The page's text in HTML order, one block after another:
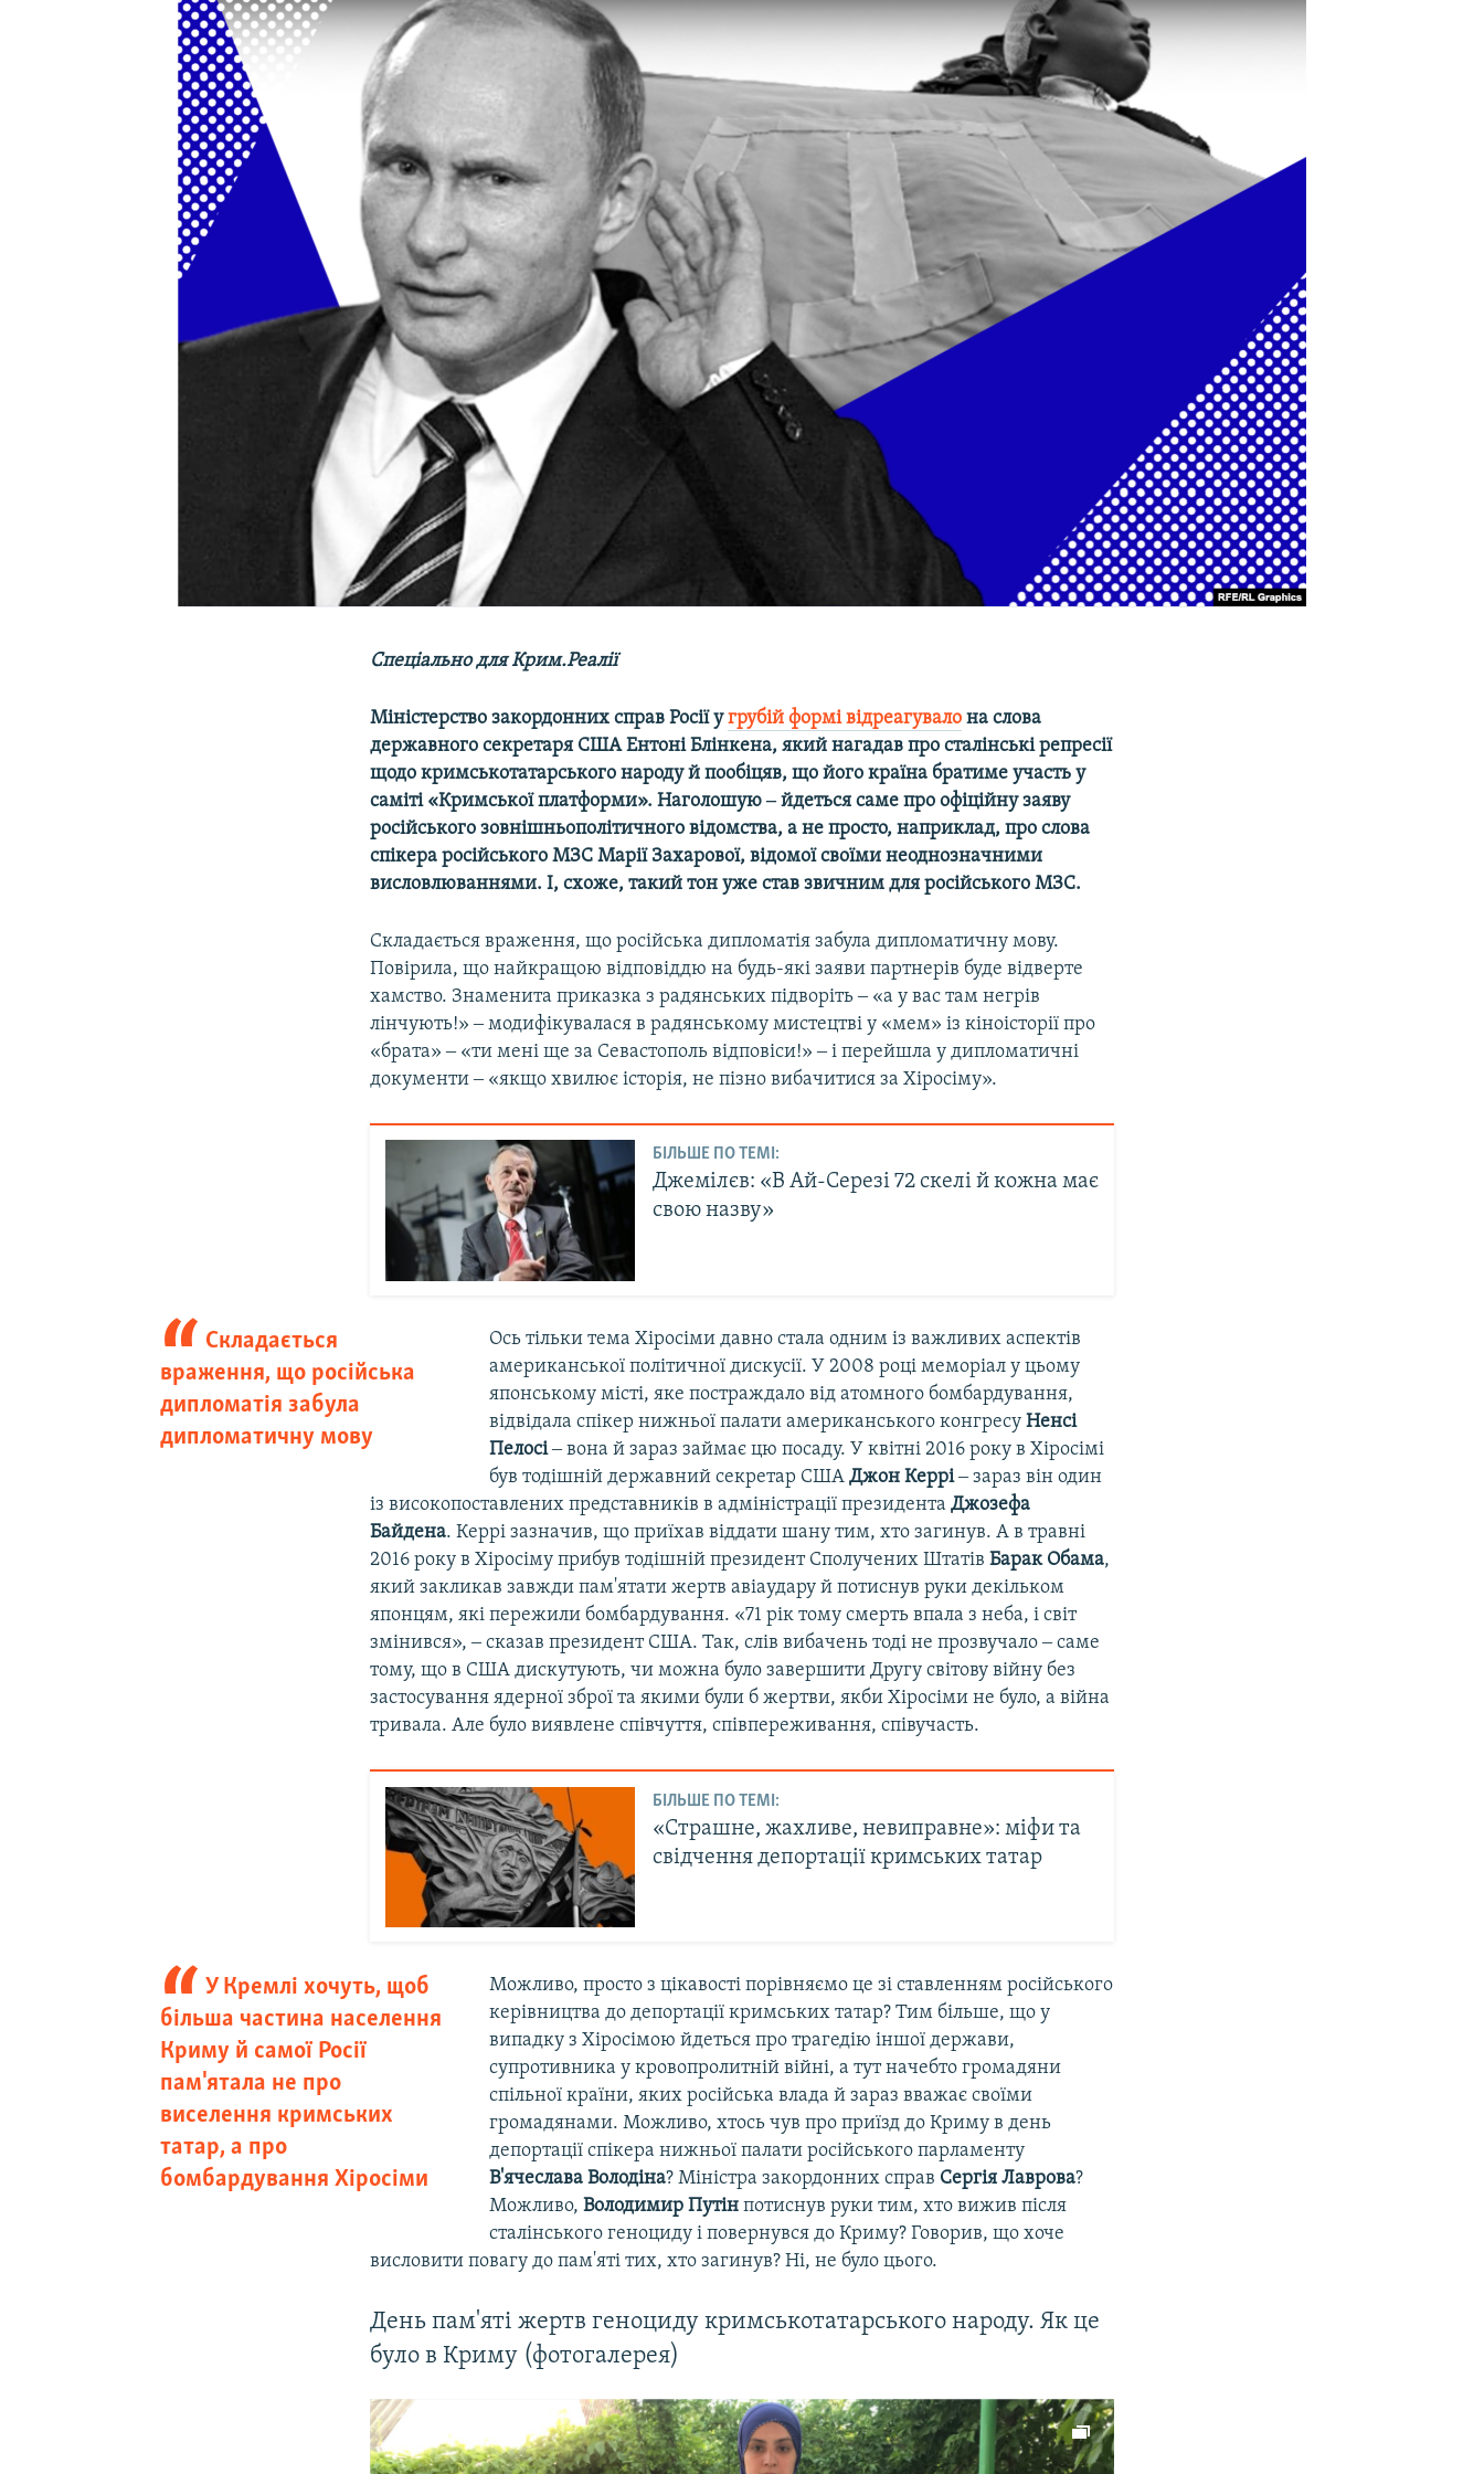
УКРАЇНСЬКА ПРОБЛЕМА КРИМУ
Спеціально для Крим.Реалії
Міністерство закордонних справ Росії угрубій формі відреагувало на слова
державного секретаря США Ентоні Блінкена, який нагадав про сталінські репресії
щодо кримськотатарського народу й пообіцяв, що його країна братиме участь у
саміті «Кримської платформи». Наголошую ‒ йдеться саме про офіційну заяву
російського зовнішньополітичного відомства, а не просто, наприклад, про слова
спікера російського МЗС Марії Захарової, відомої своїми неоднозначними
висловлюваннями. І, схоже, такий тон уже став звичним для російського МЗС.
Складається враження, що російська дипломатія забула дипломатичну мову.
Повірила, що найкращою відповіддю на будь-які заяви партнерів буде відверте
хамство. Знаменита приказка з радянських підворіть ‒ «а у вас там негрів
лінчують!» ‒ модифікувалася в радянському мистецтві у «мем» із кіноісторії про
«брата» ‒ «ти мені ще за Севастополь відповіси!» ‒ і перейшла у дипломатичні
документи ‒ «якщо хвилює історія, не пізно вибачитися за Хіросіму».
БІЛЬШЕ ПО ТЕМІ:
Джемілєв: «В Ай-Серезі 72 скелі й кожна має
свою назву»
Складається
враження, що російська
дипломатія забула
дипломатичну мову
Ось тільки тема Хіросіми давно стала одним із важливих аспектів
американської політичної дискусії. У 2008 році меморіал у цьому
японському місті, яке постраждало від атомного бомбардування,
відвідала спікер нижньої палати американського конгресу Ненсі
Пелосі‒ вона й зараз займає цю посаду. У квітні 2016 року в Хіросімі
був тодішній державний секретар США Джон Керрі‒ зараз він один
із високопоставлених представників в адміністрації президентаДжозефа
Байдена. Керрі зазначив, що приїхав віддати шану тим, хто загинув. А в травні
2016 року в Хіросіму прибув тодішній президент Сполучених ШтатівБарак Обама,
який закликав завжди пам'ятати жертв авіаудару й потиснув руки декільком
японцям, які пережили бомбардування. «71 рік тому смерть впала з неба, і світ
змінився», ‒ сказав президент США. Так, слів вибачень тоді не прозвучало ‒ саме
тому, що в США дискутують, чи можна було завершити Другу світову війну без
застосування ядерної зброї та якими були б жертви, якби Хіросіми не було, а війна
тривала. Але було виявлене співчуття, співпереживання, співучасть.
БІЛЬШЕ ПО ТЕМІ:
«Страшне, жахливе, невиправне»: міфи та
свідчення депортації кримських татар
У Кремлі хочуть, щоб
більша частина населення
Криму й самої Росії
пам'ятала не про
виселення кримських
татар, а про
бомбардування Хіросіми
Можливо, просто з цікавості порівняємо це зі ставленням російського
керівництва до депортації кримських татар? Тим більше, що у
випадку з Хіросімою йдеться про трагедію іншої держави,
супротивника у кровопролитній війні, а тут начебто громадяни
спільної країни, яких російська влада й зараз вважає своїми
громадянами. Можливо, хтось чув про приїзд до Криму в день
депортації спікера нижньої палати російського парламенту
В'ячеслава Володіна? Міністра закордонних справ Сергія Лаврова?
Можливо, Володимир Путінпотиснув руки тим, хто вижив після
сталінського геноциду і повернувся до Криму? Говорив, що хоче
висловити повагу до пам'яті тих, хто загинув? Ні, не було цього.
День пам'яті жертв геноциду кримськотатарського народу. Як це
було в Криму (фотогалерея)